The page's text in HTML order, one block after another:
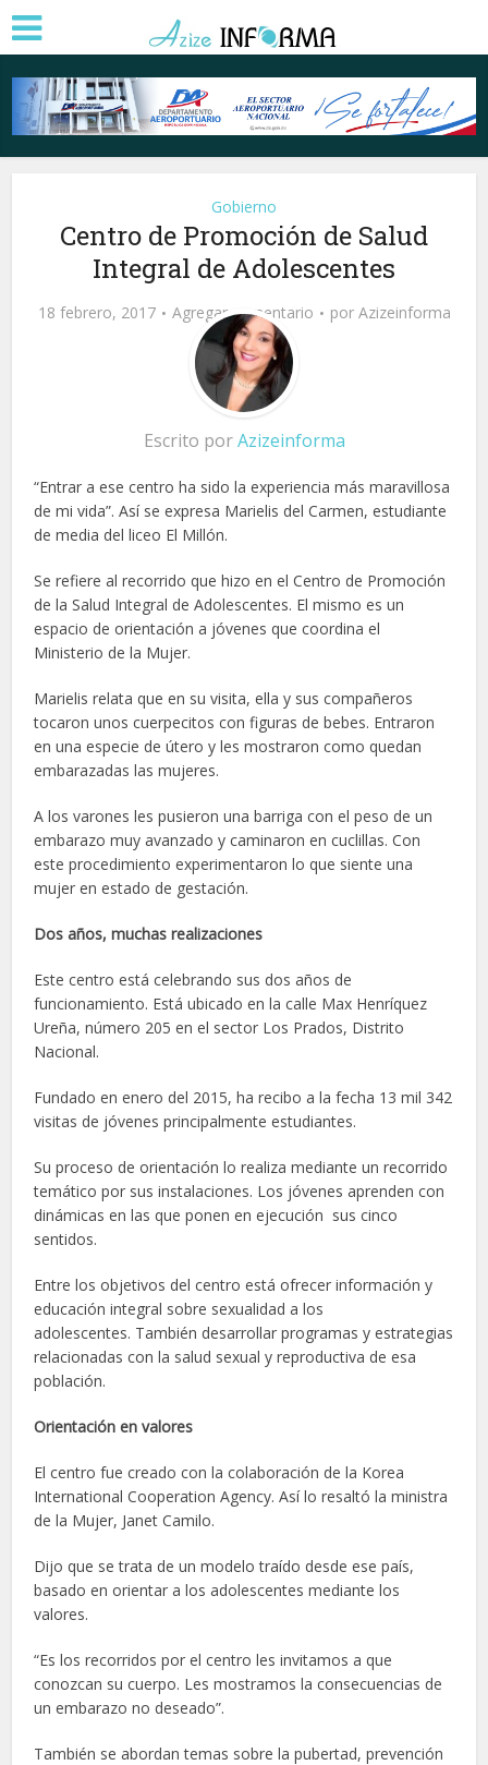
Gobierno
Centro de Promoción de Salud
Integral de Adolescentes
18 febrero, 2017 Agregar comentario por Azizeinforma
Escrito porAzizeinforma
“Entrar a ese centro ha sido la experiencia más maravillosa
de mi vida”. Así se expresa Marielis del Carmen, estudiante
de media del liceo El Millón.
Se refiere al recorrido que hizo en el Centro de Promoción
de la Salud Integral de Adolescentes. El mismo es un
espacio de orientación a jóvenes que coordina el
Ministerio de la Mujer.
Marielis relata que en su visita, ella y sus compañeros
tocaron unos cuerpecitos con figuras de bebes. Entraron
en una especie de útero y les mostraron como quedan
embarazadas las mujeres.
A los varones les pusieron una barriga con el peso de un
embarazo muy avanzado y caminaron en cuclillas. Con
este procedimiento experimentaron lo que siente una
mujer en estado de gestación.
Dos años, muchas realizaciones
Este centro está celebrando sus dos años de
funcionamiento. Está ubicado en la calle Max Henríquez
Ureña, número 205 en el sector Los Prados, Distrito
Nacional.
Fundado en enero del 2015, ha recibo a la fecha 13 mil 342
visitas de jóvenes principalmente estudiantes.
Su proceso de orientación lo realiza mediante un recorrido
temático por sus instalaciones. Los jóvenes aprenden con
dinámicas en las que ponen en ejecución sus cinco
sentidos.
Entre los objetivos del centro está ofrecer información y
educación integral sobre sexualidad a los
adolescentes. También desarrollar programas y estrategias
relacionadas con la salud sexual y reproductiva de esa
población.
Orientación en valores
El centro fue creado con la colaboración de la Korea
International Cooperation Agency. Así lo resaltó la ministra
de la Mujer, Janet Camilo.
Dijo que se trata de un modelo traído desde ese país,
basado en orientar a los adolescentes mediante los
valores.
“Es los recorridos por el centro les invitamos a que
conozcan su cuerpo. Les mostramos la consecuencias de
un embarazo no deseado”.
También se abordan temas sobre la pubertad, prevención